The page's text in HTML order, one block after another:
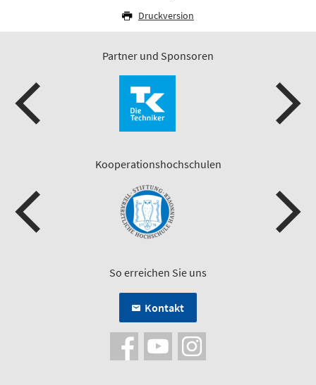
Druckversion
Partner und Sponsoren
Kooperationshochschulen
So erreichen Sie uns
Kontakt